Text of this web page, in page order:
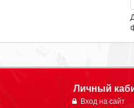
Личный
Вход на сайт